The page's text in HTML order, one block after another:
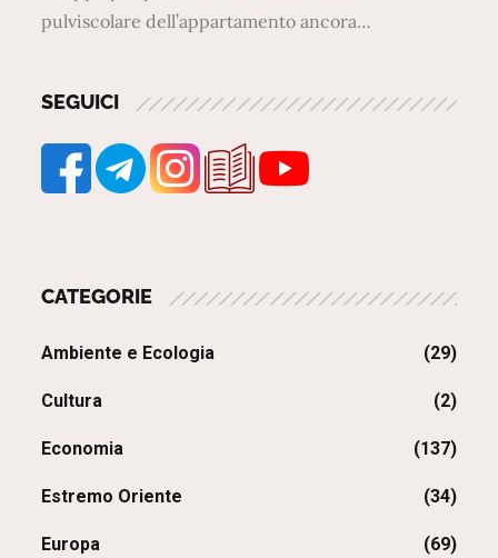
pulviscolare dell’appartamento ancora…
SEGUICI
CATEGORIE
Ambiente e Ecologia (29)
Cultura (2)
Economia (137)
Estremo Oriente (34)
Europa (69)